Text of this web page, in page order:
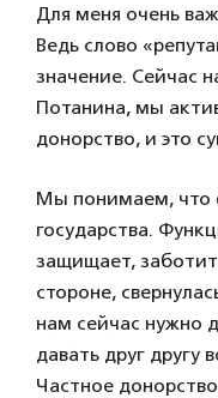
Для меня очень
Ведь слово
значение. Сейчас
Потанина, мы
донорство, и это
Мы понимаем, что
государства.
защищает,
стороне,
нам сейчас нужно
давать друг другу
Частное